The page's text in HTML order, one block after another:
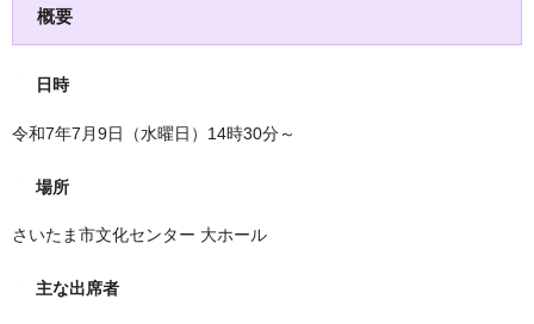
概要
日時
令和7年7月9日（水曜日）14時30分～
場所
さいたま市文化センター 大ホール
主な出席者